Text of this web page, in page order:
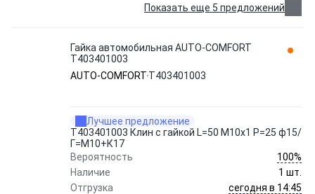
Показать еще 5 предложений
Гайка автомобильная AUTO-COMFORT
Т403401003
AUTO-COMFORT Т403401003
Лучшее предложение
Т403401003 Клин с гайкой L=50 М10х1 Р=25 ф15/
Г=М10+К17
Вероятность
100%
Наличие
1 шт.
Отгрузка
сегодня в 14:45